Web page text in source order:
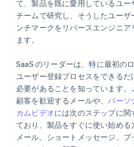
て、製品を既に愛用しているユー
チームで研究し、そうしたユー
ンチマークをリバースエンジニア
ます。
SaaS のリーダーは、特に最初の
ユーザー登録プロセスをできるだ
必要があることを知っています
顧客を歓迎するメールや、パーソ
カムビデオには次のステップに
ており、製品をすぐに使い始める
メール、ショートメッセージ、